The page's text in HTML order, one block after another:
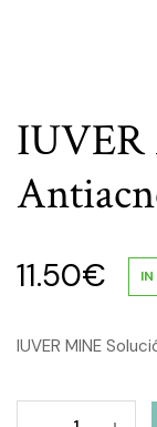
IUVER
11.50€
IUVER MINE